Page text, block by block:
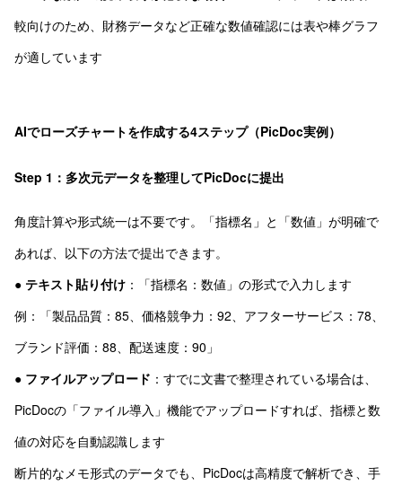
較向けのため、財務データなど正確な数値確認には表や棒グラフ
が適しています
AIでローズチャートを作成する4ステップ（PicDoc実例）
Step 1：多次元データを整理してPicDocに提出
角度計算や形式統一は不要です。「指標名」と「数値」が明確で
あれば、以下の方法で提出できます。
● テキスト貼り付け ：「指標名：数値」の形式で入力します
例：「製品品質：85、価格競争力：92、アフターサービス：78、
ブランド評価：88、配送速度：90」
● ファイルアップロード ：すでに文書で整理されている場合は、
PicDocの「ファイル導入」機能でアップロードすれば、指標と数
値の対応を自動認識します
断片的なメモ形式のデータでも、PicDocは高精度で解析でき、手